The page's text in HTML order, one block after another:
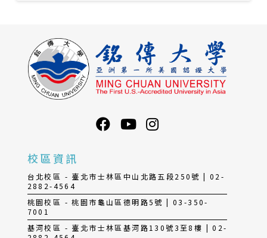
校區資訊
台北校區 - 臺北市士林區中山北路五段250號 | 02-
2882-4564
桃園校區 - 桃園市龜山區德明路5號 | 03-350-
7001
基河校區 - 臺北市士林區基河路130號3至8樓 | 02-